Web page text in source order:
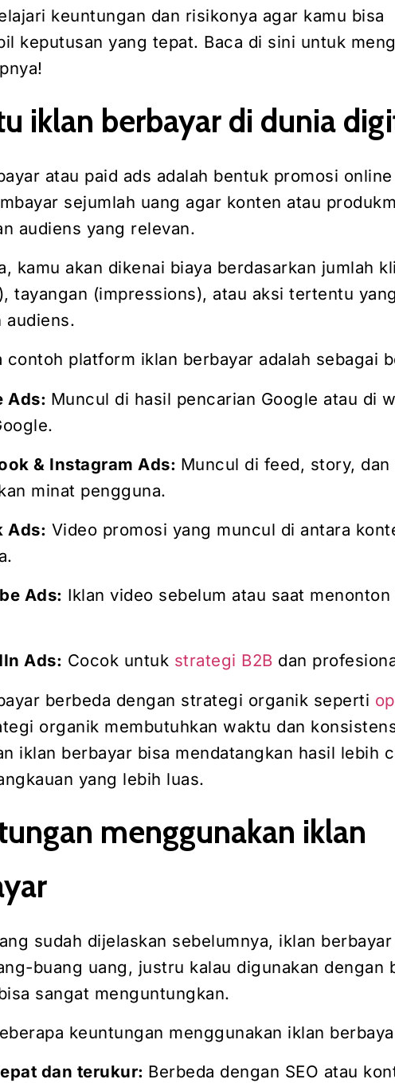
keuntungan dan risikonya agar kamu bisa
keputusan yang tepat. Baca di sini untuk
iklan berbayar di dunia
atau paid ads adalah bentuk promosi
sejumlah uang agar konten atau
audiens yang relevan.
kamu akan dikenai biaya berdasarkan jumlah
tayangan (impressions), atau aksi tertentu yang
audiens.
contoh platform iklan berbayar adalah sebagai
Ads: Muncul di hasil pencarian Google atau di
& Instagram Ads: Muncul di feed, story, dan
minat pengguna.
Ads: Video promosi yang muncul di antara
Ads: Iklan video sebelum atau saat
Ads: Cocok untuk strategi B2B dan
berbeda dengan strategi organik seperti
organik membutuhkan waktu dan
iklan berbayar bisa mendatangkan hasil lebih
yang lebih luas.
menggunakan iklan
sudah dijelaskan sebelumnya, iklan
buang uang, justru kalau digunakan dengan
sangat menguntungkan.
keuntungan menggunakan iklan
dan terukur: Berbeda dengan SEO atau